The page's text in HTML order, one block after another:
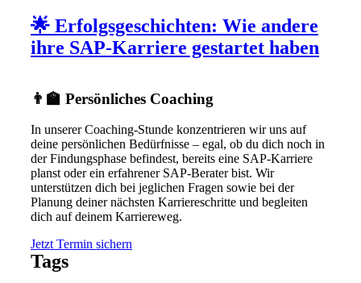
🌟 Erfolgsgeschichten: Wie andere
ihre SAP-Karriere gestartet haben
👨‍🏫 Persönliches Coaching
In unserer Coaching-Stunde konzentrieren wir uns auf
deine persönlichen Bedürfnisse – egal, ob du dich noch in
der Findungsphase befindest, bereits eine SAP-Karriere
planst oder ein erfahrener SAP-Berater bist. Wir
unterstützen dich bei jeglichen Fragen sowie bei der
Planung deiner nächsten Karriereschritte und begleiten
dich auf deinem Karriereweg.
Jetzt Termin sichern
Tags